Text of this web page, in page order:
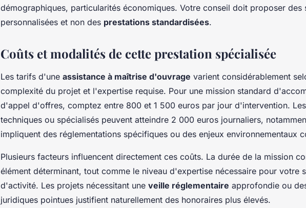
démographiques, particularités économiques. Votre conseil doit proposer des
personnalisées et non des prestations standardisées.
Coûts et modalités de cette prestation spécialisée
Les tarifs d'une assistance à maîtrise d'ouvrage varient considérablement
complexité du projet et l'expertise requise. Pour une mission standard
d'appel d'offres, comptez entre 800 et 1 500 euros par jour d'intervention.
techniques ou spécialisés peuvent atteindre 2 000 euros journaliers,
impliquent des réglementations spécifiques ou des enjeux environnementaux
Plusieurs facteurs influencent directement ces coûts. La durée de la mission
élément déterminant, tout comme le niveau d'expertise nécessaire pour votre
d'activité. Les projets nécessitant une veille réglementaire approfondie ou
juridiques pointues justifient naturellement des honoraires plus élevés.